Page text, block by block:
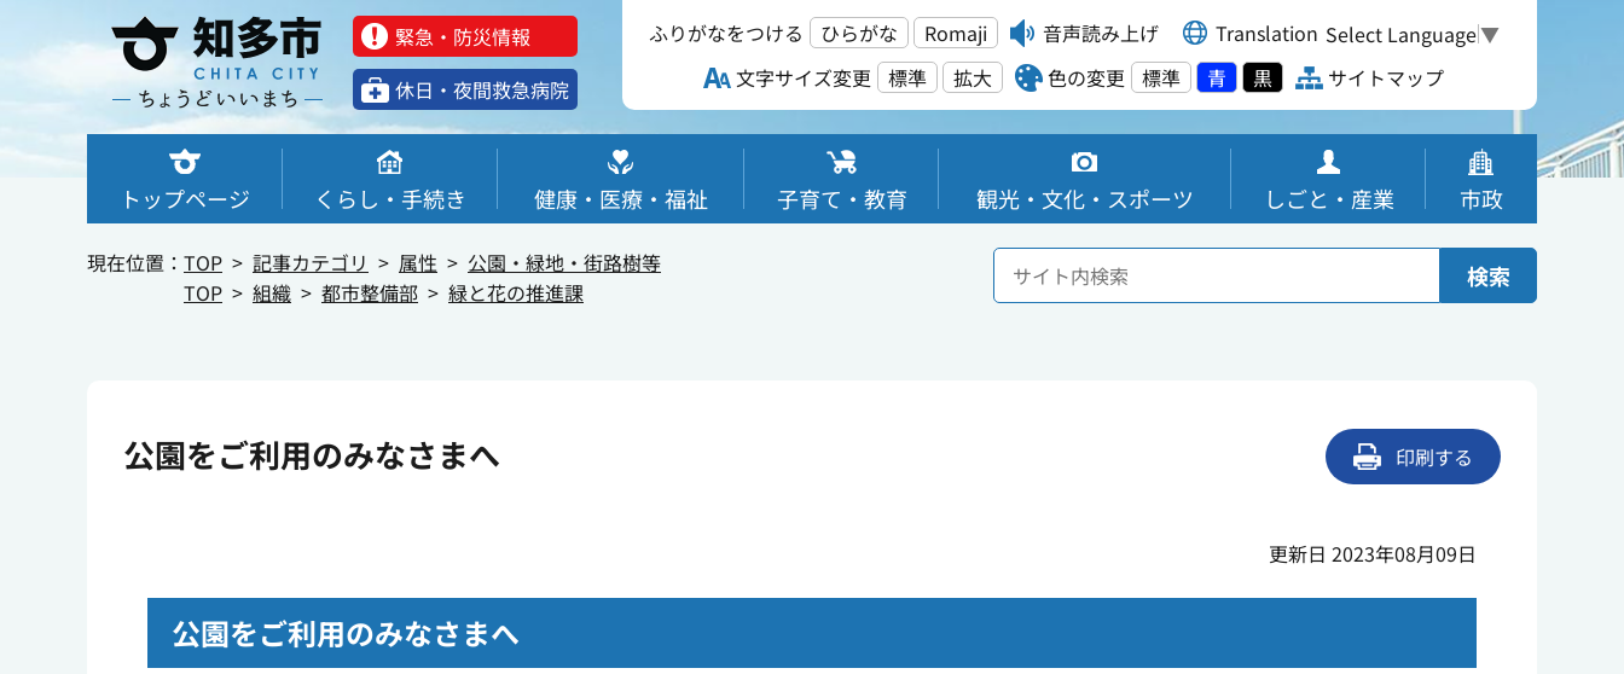
緊急・防災情報
休⽇・夜間救急病院
ふりがなをつける ひらがな Romaji 音声読み上げ Translation Select Language▼
文字サイズ変更
標準 拡大 色の変更 標準 青 黒 サイトマップ
トップページ くらし・手続き 健康・医療・福祉 子育て・教育 観光・文化・スポーツ しごと・産業 市政
現在位置： TOP 記事カテゴリ 属性
公園・緑地・街路樹等
TOP
組織 都市整備部 緑と花の推進課
検索
公園をご利用のみなさまへ 印刷する
更新日 2023年08月09日
公園をご利用のみなさまへ